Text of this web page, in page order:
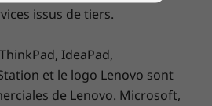
intégrée, à l'intérieur
à l'extérieur.
issus de tiers.
IdeaPad,
et le logo Lenovo sont
de Lenovo. Microsoft,